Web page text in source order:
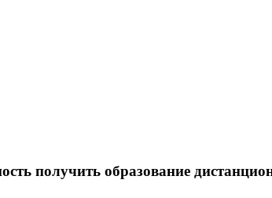
получить образование